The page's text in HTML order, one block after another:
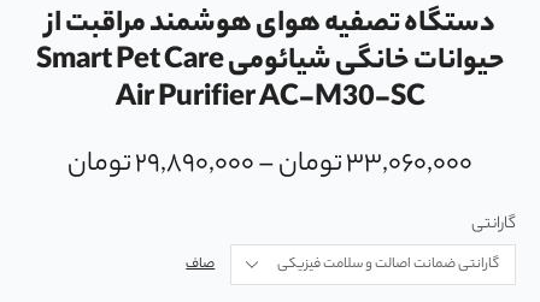
دستگاه تصفیه هوای هوشمند مراقبت از
حیوانات خانگی شیائومی Smart Pet Care
Air Purifier AC-M30-SC
۳۳,۰۶۰,۰۰۰تومان–۲۹,۸۹۰,۰۰۰تومان
گارانتی
صاف